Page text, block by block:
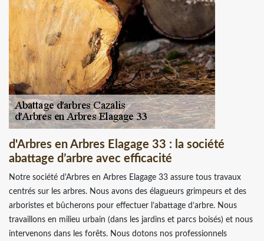
d'Arbres en Arbres Elagage 33 : la société
abattage d’arbre avec efficacité
Notre société d'Arbres en Arbres Elagage 33 assure tous travaux
centrés sur les arbres. Nous avons des élagueurs grimpeurs et des
arboristes et bûcherons pour effectuer l’abattage d’arbre. Nous
travaillons en milieu urbain (dans les jardins et parcs boisés) et nous
intervenons dans les forêts. Nous dotons nos professionnels